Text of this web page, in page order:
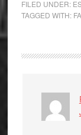
FILED UNDER:
TAGGED WITH: